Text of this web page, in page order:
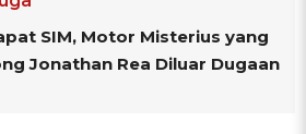
SIM, Motor Misterius yang
Jonathan Rea Diluar Dugaan